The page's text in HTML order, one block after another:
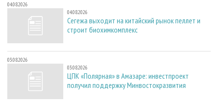
04.08.2026
04.08.2026
Сегежа выходит на китайский рынок пеллет и
строит биохимкомплекс
03.08.2026
03.08.2026
ЦПК «Полярная» в Амазаре: инвестпроект
получил поддержку Минвостокразвития